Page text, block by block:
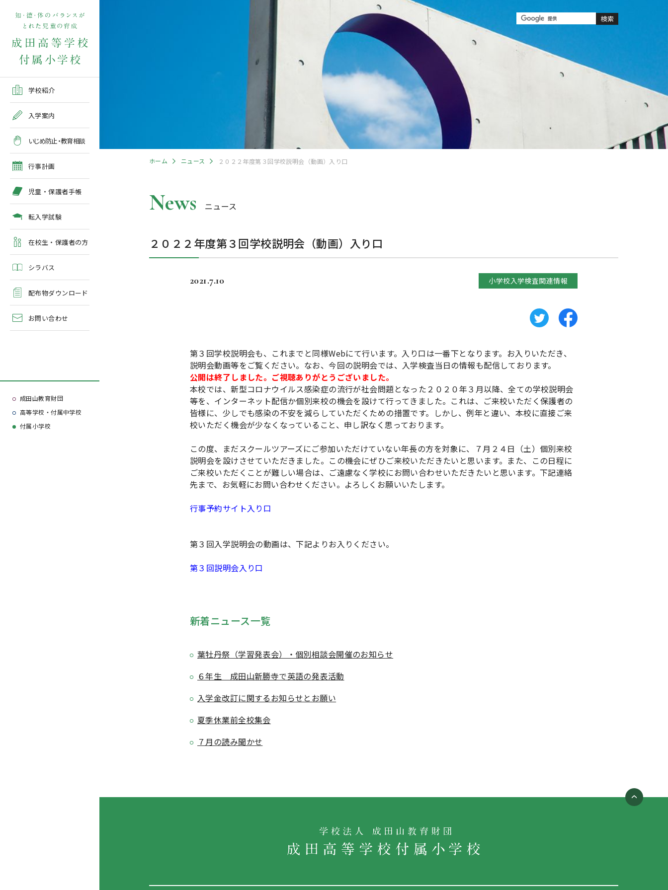
学校紹介
教育課程
年間行事
施設紹介
アクセスマップ
よくある質問
入学案内
募集要項
出願方法
入学検査
入学検査関係行事等の呼
びかけ
学校案内・資料請求
いじめ防止・教育相談
行事計画
５月の行事予定
６月の行事予定
７月・８月の行事予定
児童・保護者手帳
転入学試験
在校生・保護者の方
緊急時・警報発令時の対
処について
臨時休校等の特別措置に
シラバス
配布物ダウンロード
お問い合わせ
成田山教育財団
高等学校・付属中学校
付属小学校
ホーム ニュース ２０２２年度第３回学校説明会（動画）入り口
News ニュース
２０２２年度第３回学校説明会（動画）入り口
2021.7.10 小学校入学検査関連情報
第３回学校説明会も、これまでと同様Webにて行います。入り口は一番下となります。お入りいただき、
説明会動画等をご覧ください。なお、今回の説明会では、入学検査当日の情報も配信しております。
公開は終了しました。ご視聴ありがとうございました。
本校では、新型コロナウイルス感染症の流行が社会問題となった２０２０年３月以降、全ての学校説明会
等を、インターネット配信か個別来校の機会を設けて行ってきました。これは、ご来校いただく保護者の
皆様に、少しでも感染の不安を減らしていただくための措置です。しかし、例年と違い、本校に直接ご来
校いただく機会が少なくなっていること、申し訳なく思っております。
この度、まだスクールツアーズにご参加いただけていない年長の方を対象に、７月２４日（土）個別来校
説明会を設けさせていただきました。この機会にぜひご来校いただきたいと思います。また、この日程に
ご来校いただくことが難しい場合は、ご遠慮なく学校にお問い合わせいただきたいと思います。下記連絡
先まで、お気軽にお問い合わせください。よろしくお願いいたします。
行事予約サイト入り口
第３回入学説明会の動画は、下記よりお入りください。
第３回説明会入り口
新着ニュース一覧
葉牡丹祭（学習発表会）・個別相談会開催のお知らせ
６年生 成田山新勝寺で英語の発表活動
入学金改訂に関するお知らせとお願い
夏季休業前全校集会
７月の読み聞かせ